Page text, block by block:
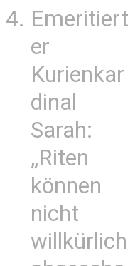
Emeritiert
er
Kurienkar
dinal
Sarah:
„Riten
können
nicht
willkürlich